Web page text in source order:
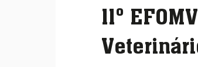
11º